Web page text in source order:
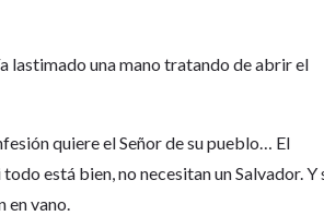
lastimado una mano tratando de abrir el
quiere el Señor de su pueblo… El
está bien, no necesitan un Salvador. Y
en vano.